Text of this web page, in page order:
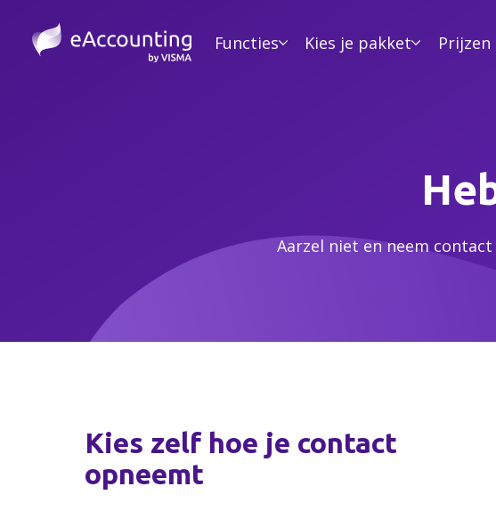
Functies Kies je pakket Prijzen
Aarzel niet en neem
Kies zelf hoe je contact
opneemt